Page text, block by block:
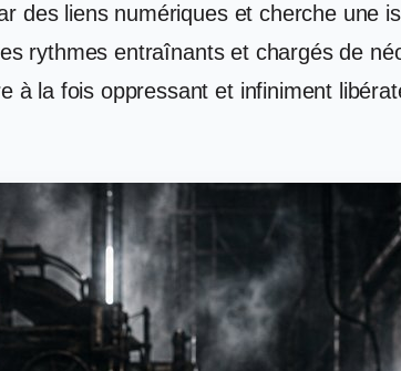
des liens numériques et cherche une
rythmes entraînants et chargés de
à la fois oppressant et infiniment